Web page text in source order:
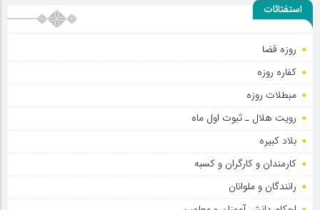
استفتائات
روزه قضا
کفاره روزه
مبطلات روزه
رویت هلال ـ ثبوت اول ماه
بلاد کبیره
کارمندان و کارگران و کسبه
رانندگان و ملوانان